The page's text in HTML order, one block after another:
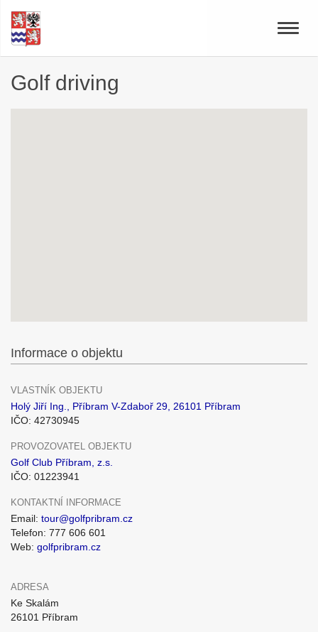
Toggle
Golf driving
Informace o objektu
VLASTNÍK OBJEKTU
Holý Jiří Ing., Příbram V-Zdaboř 29, 26101 Příbram
IČO: 42730945
PROVOZOVATEL OBJEKTU
Golf Club Příbram, z.s.
IČO: 01223941
KONTAKTNÍ INFORMACE
Email: tour@golfpribram.cz
Telefon: 777 606 601
Web: golfpribram.cz
ADRESA
Ke Skalám
26101 Příbram